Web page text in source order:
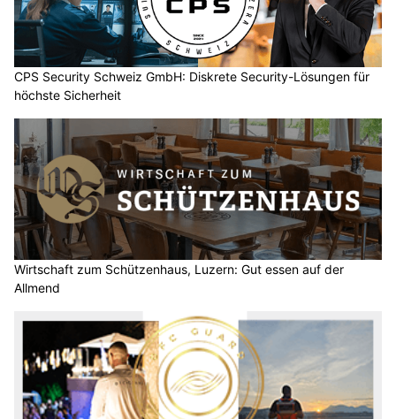
CPS Security Schweiz GmbH: Diskrete Security-Lösungen für
höchste Sicherheit
Wirtschaft zum Schützenhaus, Luzern: Gut essen auf der
Allmend